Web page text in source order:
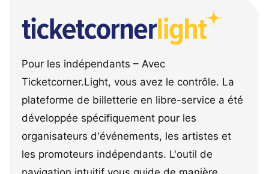
Pour les indépendants – Avec
Ticketcorner.Light, vous avez le contrôle. La
plateforme de billetterie en libre-service a été
développée spécifiquement pour les
organisateurs d'événements, les artistes et
les promoteurs indépendants. L'outil de